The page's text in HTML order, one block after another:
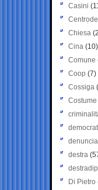
Casini
Chiesa
Cina (10)
Comune
Coop (7)
Cossiga
Costume
denuncia
destra
Di Pietro